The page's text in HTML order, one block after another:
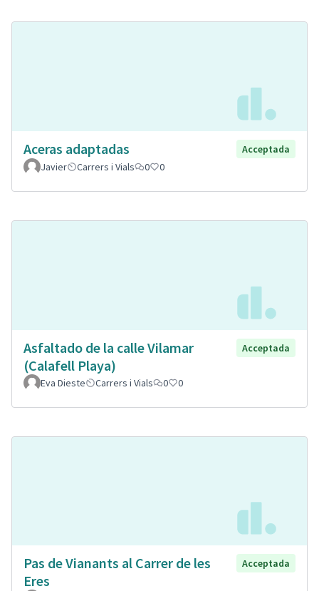
Aceras adaptadas
Acceptada
Javier
Carrers i Vials 0 0
Asfaltado de la calle Vilamar
(Calafell Playa)
Acceptada
Eva Dieste Carrers i Vials 0 0
Pas de Vianants al Carrer de les
Eres
Acceptada